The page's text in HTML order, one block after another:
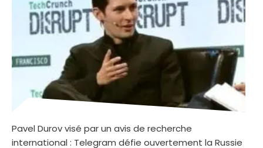
Pavel Durov visé par un avis de recherche
international : Telegram défie ouvertement la Russie